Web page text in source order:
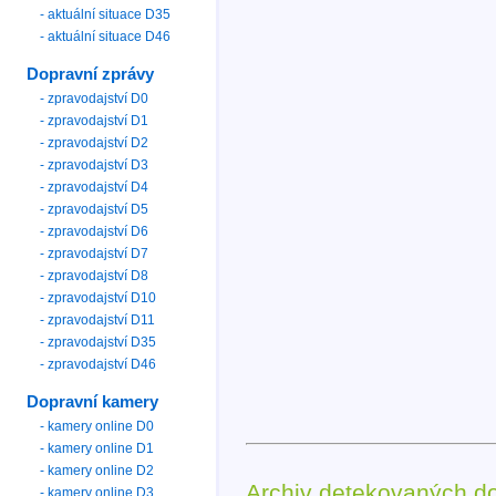
- aktuální situace D35
- aktuální situace D46
Dopravní zprávy
- zpravodajství D0
- zpravodajství D1
- zpravodajství D2
- zpravodajství D3
- zpravodajství D4
- zpravodajství D5
- zpravodajství D6
- zpravodajství D7
- zpravodajství D8
- zpravodajství D10
- zpravodajství D11
- zpravodajství D35
- zpravodajství D46
Dopravní kamery
- kamery online D0
- kamery online D1
- kamery online D2
- kamery online D3